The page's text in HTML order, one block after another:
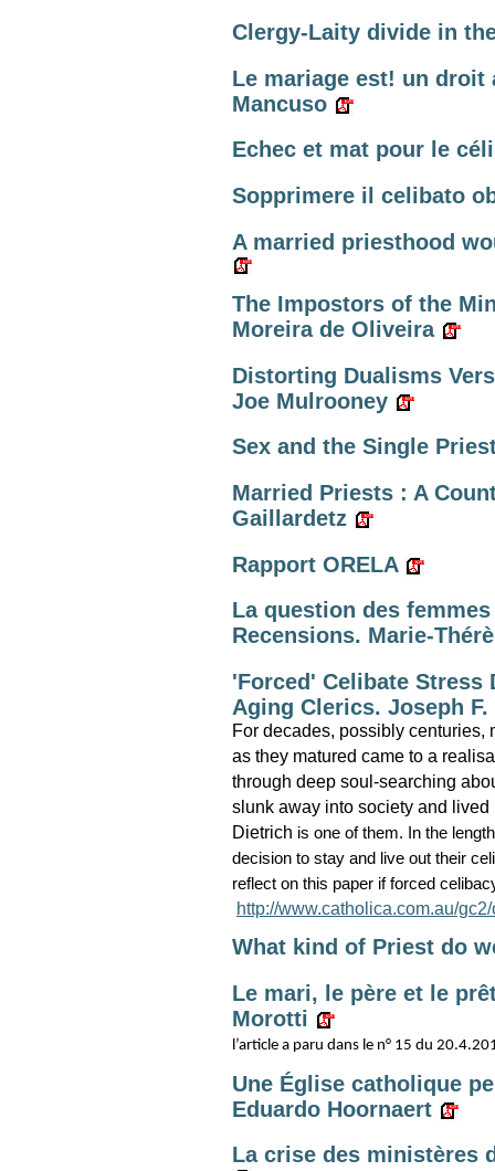
Clergy-Laity divide in
Le mariage est! un
Mancuso
Echec et mat pour le
Sopprimere il celibato
A married priesthood
The Impostors of the
Moreira de Oliveira
Distorting Dualisms
Joe Mulrooney
Sex and the Single
Married Priests : A
Gaillardetz
Rapport ORELA
La question des
Recensions. Marie-
'Forced' Celibate Stress
Aging Clerics. Joseph
For decades, possibly
as they matured came to a
through deep soul-searching
slunk away into society and
Dietrich is one of them. In the
decision to stay and live out their
reflect on this paper if forced
http://www.catholica.com.au/
What kind of Priest do
Le mari, le père et le
Morotti
l’article a paru dans le n° 15 du
Une Église catholique
Eduardo Hoornaert
La crise des ministères